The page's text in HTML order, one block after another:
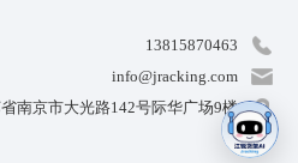
13815870463
info@jracking.com
南京市大光路142号际华广场9楼